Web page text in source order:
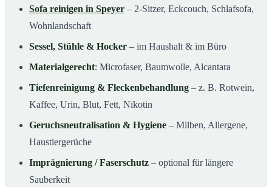
Sofa reinigen in Speyer – 2-Sitzer, Eckcouch, Schlafsofa,
Wohnlandschaft
Sessel, Stühle & Hocker – im Haushalt & im Büro
Materialgerecht: Microfaser, Baumwolle, Alcantara
Tiefenreinigung & Fleckenbehandlung – z. B. Rotwein,
Kaffee, Urin, Blut, Fett, Nikotin
Geruchsneutralisation & Hygiene – Milben, Allergene,
Haustiergerüche
Imprägnierung / Faserschutz – optional für längere
Sauberkeit